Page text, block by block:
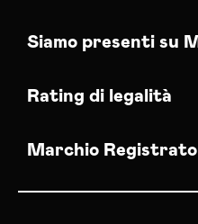
Siamo presenti su
Rating di legalità
Marchio Registrato